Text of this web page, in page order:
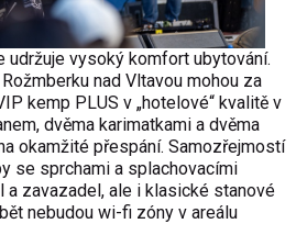
udržuje vysoký komfort ubytování.
nad Vltavou mohou za
kemp PLUS v „hotelové“ kvalitě v
dvěma karimatkami a dvěma
okamžité přespání. Samozřejmostí
se sprchami a splachovacími
a zavazadel, ale i klasické stanové
nebudou wi-fi zóny v areálu